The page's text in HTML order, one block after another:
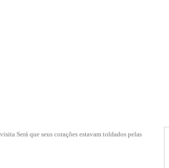
Será que seus corações estavam toldados pelas